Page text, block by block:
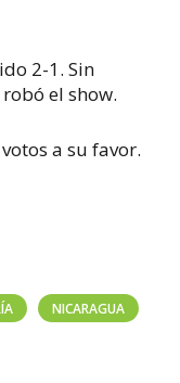
2-1. Sin
el show.
a su favor.
NICARAGUA